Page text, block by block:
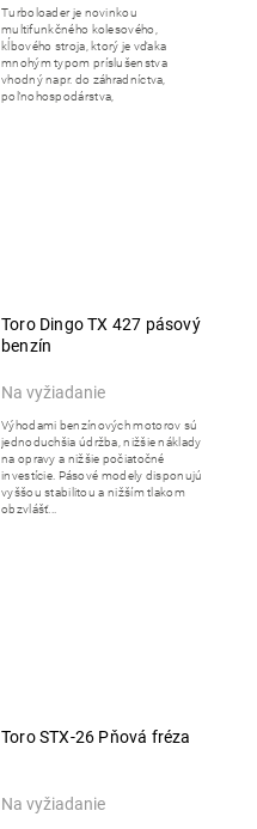
Turboloader je novinkou
multifunkčného kolesového,
kĺbového stroja, ktorý je vďaka
mnohým typom príslušenstva
vhodný napr. do záhradníctva,
poľnohospodárstva,
Toro Dingo TX 427 pásový
benzín
Na vyžiadanie
Výhodami benzínových motorov sú
jednoduchšia údržba, nižšie náklady
na opravy a nižšie počiatočné
investície. Pásové modely disponujú
vyššou stabilitou a nižším tlakom
obzvlášť...
Toro STX-26 Pňová fréza
Na vyžiadanie